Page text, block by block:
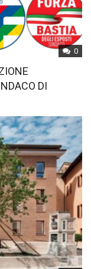
0
DI